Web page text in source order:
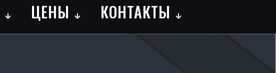
ЦЕНЫ КОНТАКТЫ